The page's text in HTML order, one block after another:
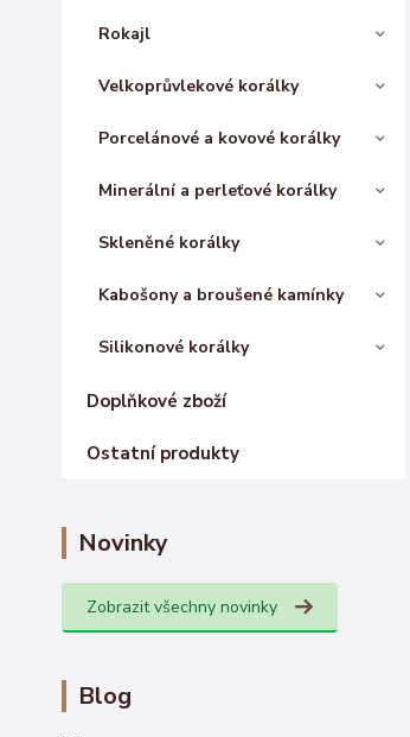
Rokajl
Velkoprůvlekové korálky
Porcelánové a kovové korálky
Minerální a perleťové korálky
Skleněné korálky
Kabošony a broušené kamínky
Silikonové korálky
Doplňkové zboží
Ostatní produkty
Novinky
Zobrazit všechny novinky
Blog